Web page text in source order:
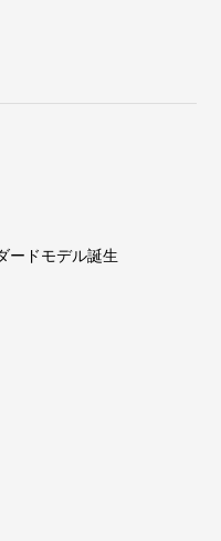
ドモデル誕生